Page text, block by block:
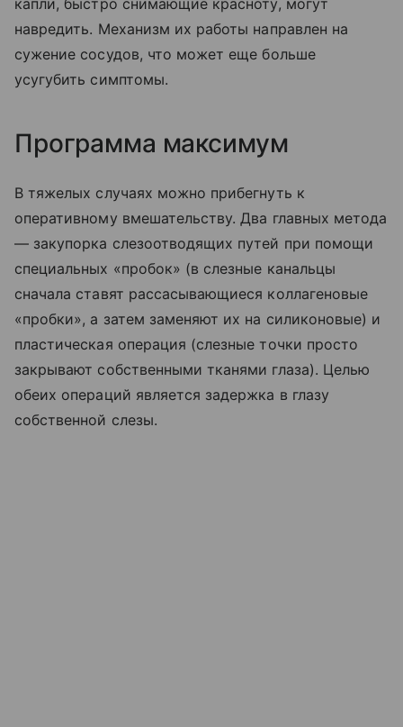
навредить. Механизм их работы направлен на
сужение сосудов, что может еще больше
усугубить симптомы.
Программа максимум
В тяжелых случаях можно прибегнуть к
оперативному вмешательству. Два главных метода
— закупорка слезоотводящих путей при помощи
специальных «пробок» (в слезные канальцы
сначала ставят рассасывающиеся коллагеновые
«пробки», а затем заменяют их на силиконовые) и
пластическая операция (слезные точки просто
закрывают собственными тканями глаза). Целью
обеих операций является задержка в глазу
собственной слезы.